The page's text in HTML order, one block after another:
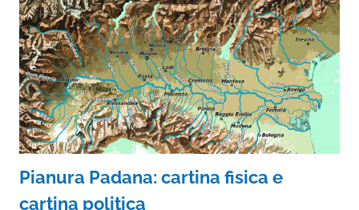
Pianura Padana: cartina fisica e
cartina politica